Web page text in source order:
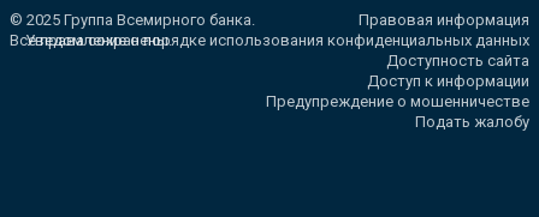
© 2025 Группа Всемирного банка.
Все права сохранены.
Правовая информация
Уведомление о порядке использования конфиденциальных данных
Доступность сайта
Доступ к информации
Предупреждение о мошенничестве
Подать жалобу